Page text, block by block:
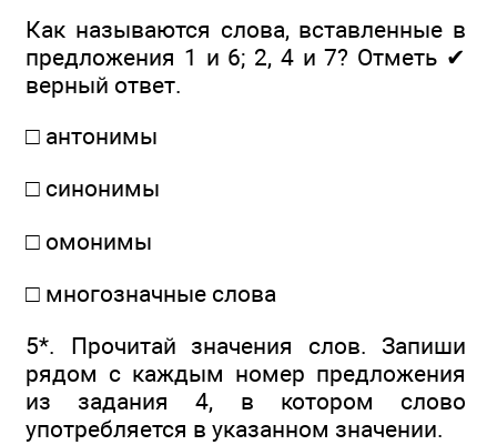
Как называются слова, вставленные в
предложения 1 и 6; 2, 4 и 7? Отметь ✔
верный ответ.
□ антонимы
□ синонимы
□ омонимы
□ многозначные слова
5*. Прочитай значения слов. Запиши
рядом с каждым номер предложения
из задания 4, в котором слово
употребляется в указанном значении.